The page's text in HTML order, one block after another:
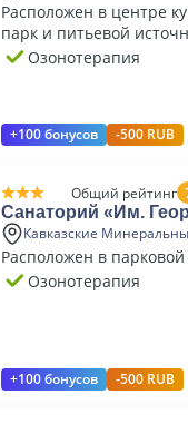
Расположен в центре
парк и питьевой
Озонотерапия
+100 бонусов -500 RUB
Общий рейтинг
Санаторий «Им.
Кавказские
Расположен в
Озонотерапия
+100 бонусов -500 RUB